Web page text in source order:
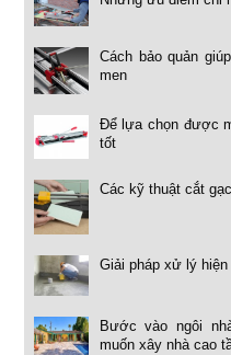
Cách bảo quản
men
Để lựa chọn được
tốt
Các kỹ thuật cắt
Giải pháp xử lý
Bước vào ngôi
muốn xây nhà cao